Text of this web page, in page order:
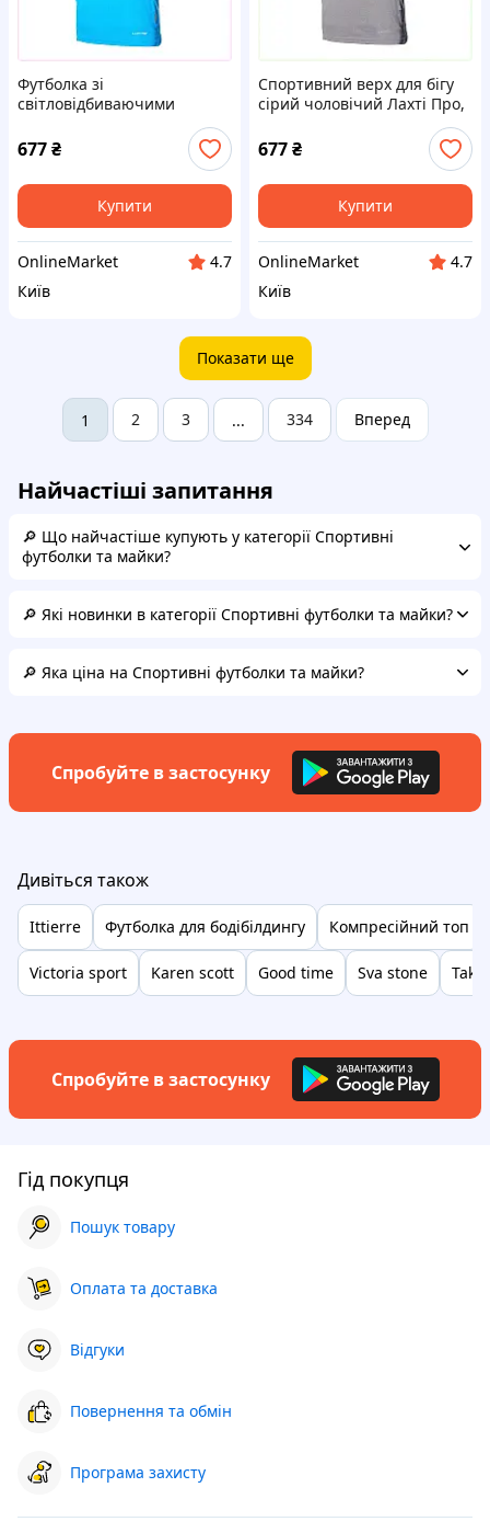
Футболка зі
світловідбиваючими
елементами 2XL чоловіча
спортивна 77A5341E4
677₴
Купити
OnlineMarket
4.7
Київ
Спортивний верх для бігу
сірий чоловічий Лахті Про,
677₴
Купити
OnlineMarket
4.7
Київ
Показати ще
1 2 3 ... 334 Вперед
Найчастіші запитання
🔎 Що найчастіше купують у категорії Спортивні
футболки та майки?
🔎 Які новинки в категорії Спортивні футболки та майки?
🔎 Яка ціна на Спортивні футболки та майки?
Спробуйте в застосунку
Дивіться також
Ittierre Футболка для бодібілдингу Компресійний топ
Victoria sport Karen scott Good time Sva stone
Спробуйте в застосунку
Гід покупця
Пошук товару
Оплата та доставка
Відгуки
Повернення та обмін
Програма захисту